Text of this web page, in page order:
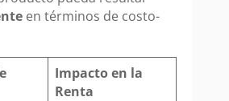
en términos de costo-
Impacto en la
Renta